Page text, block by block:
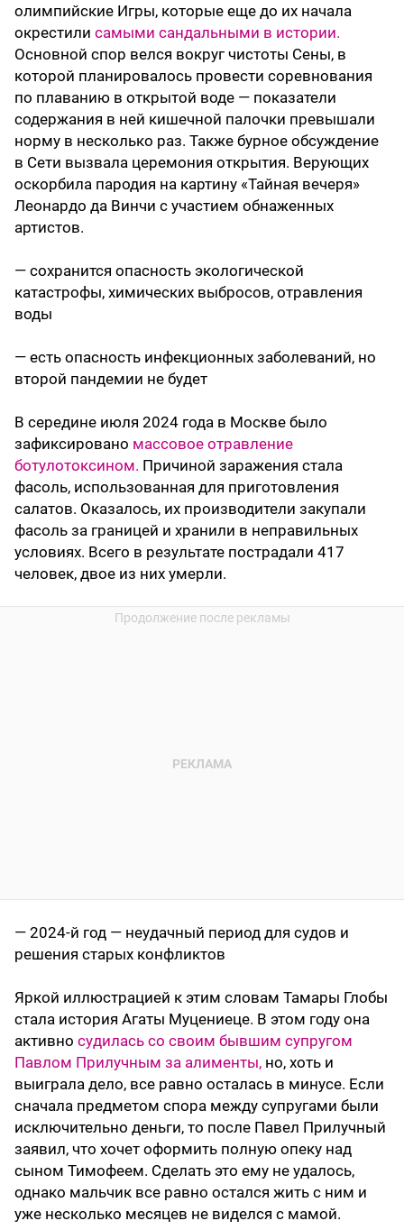
олимпийские Игры, которые еще до их начала
окрестили самыми сандальными в истории.
Основной спор велся вокруг чистоты Сены, в
которой планировалось провести соревнования
по плаванию в открытой воде — показатели
содержания в ней кишечной палочки превышали
норму в несколько раз. Также бурное обсуждение
в Сети вызвала церемония открытия. Верующих
оскорбила пародия на картину «Тайная вечеря»
Леонардо да Винчи с участием обнаженных
артистов.
— сохранится опасность экологической
катастрофы, химических выбросов, отравления
воды
— есть опасность инфекционных заболеваний, но
второй пандемии не будет
В середине июля 2024 года в Москве было
зафиксировано массовое отравление
ботулотоксином. Причиной заражения стала
фасоль, использованная для приготовления
салатов. Оказалось, их производители закупали
фасоль за границей и хранили в неправильных
условиях. Всего в результате пострадали 417
человек, двое из них умерли.
— 2024-й год — неудачный период для судов и
решения старых конфликтов
Яркой иллюстрацией к этим словам Тамары Глобы
стала история Агаты Муцениеце. В этом году она
активно судилась со своим бывшим супругом
Павлом Прилучным за алименты, но, хоть и
выиграла дело, все равно осталась в минусе. Если
сначала предметом спора между супругами были
исключительно деньги, то после Павел Прилучный
заявил, что хочет оформить полную опеку над
сыном Тимофеем. Сделать это ему не удалось,
однако мальчик все равно остался жить с ним и
уже несколько месяцев не виделся с мамой.